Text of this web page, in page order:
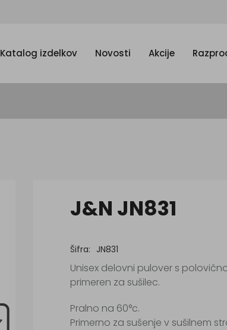
Katalog izdelkov Novosti Akcije
J&N JN831
Šifra: JN831
Unisex delovni pulover s
primeren za sušilec.
Pralno na 60°c.
Primerno za sušenje v sušilnem